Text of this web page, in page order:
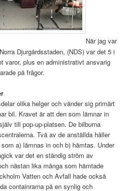
När jag var
Djurgårdsstaden, (NDS) var det 5 i
varor, plus en administrativt ansvarig
på frågor.
olika helger och vänder sig primärt
bil. Kravet är att den som lämnar in
till pop-up-platsen. De bilburna
Två av de anställda håller
a) lämnas in och b) hämtas. Under
var det en ständig ström av
nästan lika många som hämtade
Vatten och Avfall hade också
containrarna på en synlig och